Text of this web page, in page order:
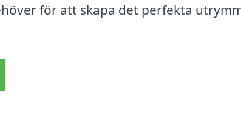
för att skapa det perfekta